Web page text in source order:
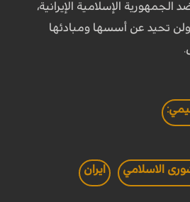
الإسلامية الإيرانية،
تحيد عن أسسها ومبادئها
الاسلامي ايران